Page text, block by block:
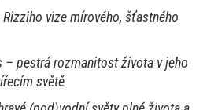
vize mírového, šťastného
– pestrá rozmanitost života v jeho
světě